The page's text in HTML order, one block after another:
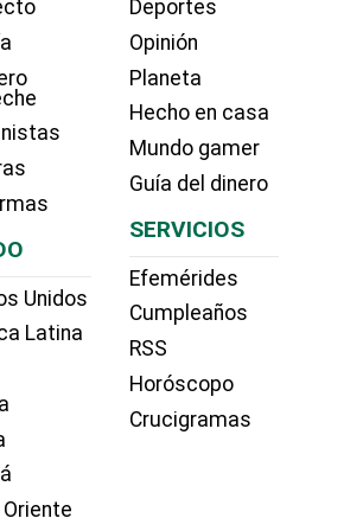
Unidos
Latina
Deportes
Opinión
Planeta
Hecho en casa
Mundo gamer
Guía del dinero
SERVICIOS
Efemérides
Cumpleaños
RSS
Horóscopo
Crucigramas